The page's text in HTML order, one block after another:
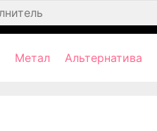
Метал Альтернатива